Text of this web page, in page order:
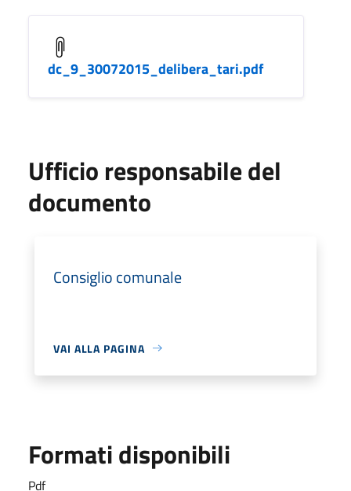
dc_9_30072015_delibera_tari.pdf
Ufficio responsabile del
documento
Consiglio comunale
VAI ALLA PAGINA
Formati disponibili
Pdf